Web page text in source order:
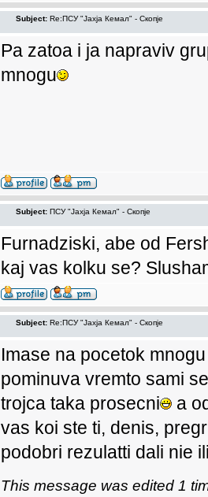
Subject: Re:ПCУ "Јахја Кемал" - Скопје
Pa zatoa i ja napraviv
mnogu
Subject: ПCУ "Јахја Кемал" - Скопје
Furnadziski, abe od
kaj vas kolku se?
Subject: Re:ПCУ "Јахја Кемал" - Скопје
Imase na pocetok
pominuva vremto sami
trojca taka prosecni
a
vas koi ste ti, denis,
podobri rezulatti dali nie
This message was edited 1